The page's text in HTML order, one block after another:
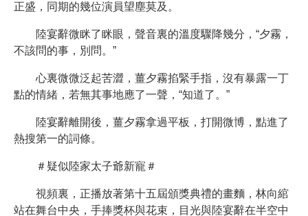
正盛，同期的幾位演員望塵莫及。
陸宴辭微眯了眯眼，聲音裏的溫度驟降幾分，“夕霧，
不該問的事，別問。”
心裏微微泛起苦澀，薑夕霧掐緊手指，沒有暴露一丁
點的情緒，若無其事地應了一聲，“知道了。”
陸宴辭離開後，薑夕霧拿過平板，打開微博，點進了
熱搜第一的詞條。
＃疑似陸家太子爺新寵＃
視頻裏，正播放著第十五屆頒獎典禮的畫麵，林向綰
站在舞台中央，手捧獎杯與花束，目光與陸宴辭在半空中